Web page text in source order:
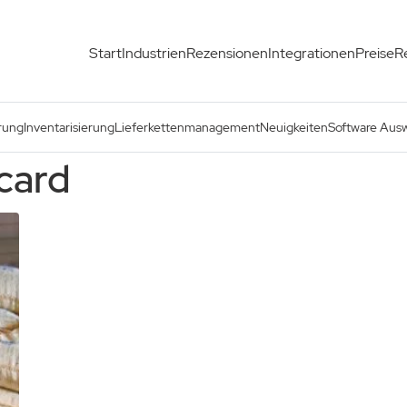
StartIndustrienRezensionenIntegrationenPreise
InventarisierungLieferkettenmanagementNeuigkeitenSoftware